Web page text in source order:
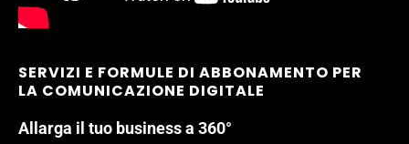
SERVIZI E FORMULE DI ABBONAMENTO PER
LA COMUNICAZIONE DIGITALE
Allarga il tuo business a 360°